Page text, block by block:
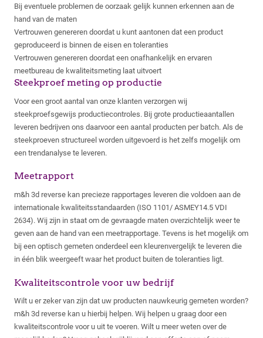
Bij eventuele problemen de oorzaak gelijk kunnen erkennen aan de
hand van de maten
Vertrouwen genereren doordat u kunt aantonen dat een product
geproduceerd is binnen de eisen en toleranties
Vertrouwen genereren doordat een onafhankelijk en ervaren
meetbureau de kwaliteitsmeting laat uitvoert
Steekproef meting op productie
Voor een groot aantal van onze klanten verzorgen wij
steekproefsgewijs productiecontroles. Bij grote productieaantallen
leveren bedrijven ons daarvoor een aantal producten per batch. Als de
steekproeven structureel worden uitgevoerd is het zelfs mogelijk om
een trendanalyse te leveren.
Meetrapport
m&h 3d reverse kan precieze rapportages leveren die voldoen aan de
internationale kwaliteitsstandaarden (ISO 1101/ ASMEY14.5 VDI
2634). Wij zijn in staat om de gevraagde maten overzichtelijk weer te
geven aan de hand van een meetrapportage. Tevens is het mogelijk om
bij een optisch gemeten onderdeel een kleurenvergelijk te leveren die
in één blik weergeeft waar het product buiten de toleranties ligt.
Kwaliteitscontrole voor uw bedrijf
Wilt u er zeker van zijn dat uw producten nauwkeurig gemeten worden?
m&h 3d reverse kan u hierbij helpen. Wij helpen u graag door een
kwaliteitscontrole voor u uit te voeren. Wilt u meer weten over de